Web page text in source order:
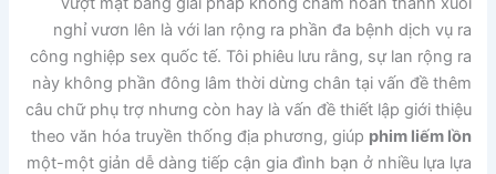
nghỉ vươn lên là với lan rộng ra phần đa bệnh dịch vụ ra
công nghiệp sex quốc tế. Tôi phiêu lưu rằng, sự lan rộng ra
này không phần đông lâm thời dừng chân tại vấn đề thêm
câu chữ phụ trợ nhưng còn hay là vấn đề thiết lập giới thiệu
theo văn hóa truyền thống địa phương, giúp phim liếm lồn
một-một giản dễ dàng tiếp cận gia đình bạn ở nhiều lựa lựa